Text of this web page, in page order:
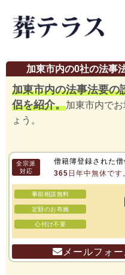
加東市内の0社の法事
加東市内の法事法要の
侶を紹介。加東市内で
ょう。
全宗派
対応
僧籍簿登録された僧
365日年中無休です
事前相談無料
定額のお布施
心付け不要
メールフォ